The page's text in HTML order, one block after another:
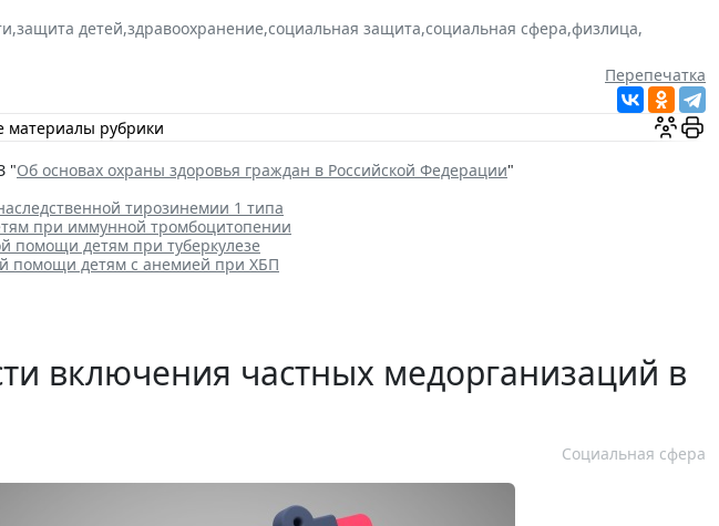
,защита детей,здравоохранение,социальная защита,социальная сфера,физлица,
Перепечатка
материалы рубрики
"Об основах охраны здоровья граждан в Российской Федерации"
тирозинемии 1 типа
при иммунной тромбоцитопении
помощи детям при туберкулезе
помощи детям с анемией при ХБП
включения частных медорганизаций в
Социальная сфера